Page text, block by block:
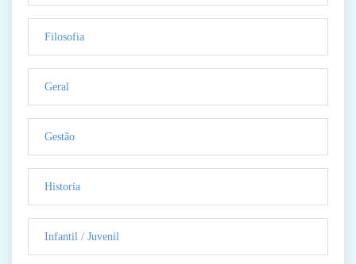
Filosofia
Geral
Gestão
Historia
Infantil / Juvenil